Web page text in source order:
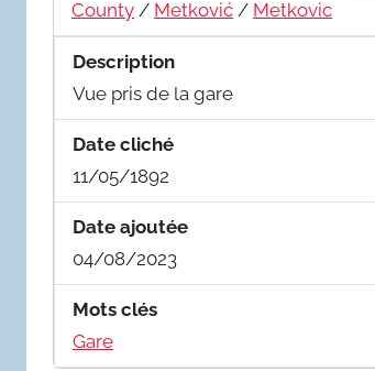
County / Metković / Metkovic
Description
Vue pris de la gare
Date cliché
11/05/1892
Date ajoutée
04/08/2023
Mots clés
Gare